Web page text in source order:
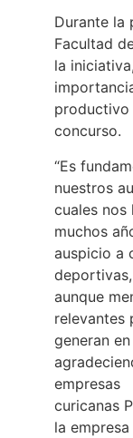
Durante la
Facultad
la
concurso.
“Es
nuestros
cuales nos
muchos
auspicio a
aunque
relevantes
generan
empresas
curicanas
la